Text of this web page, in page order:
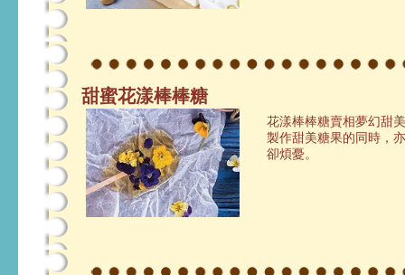
甜蜜花漾棒棒糖
花漾棒棒糖賣相夢幻甜
製作甜美糖果的同時，
卻煩憂。